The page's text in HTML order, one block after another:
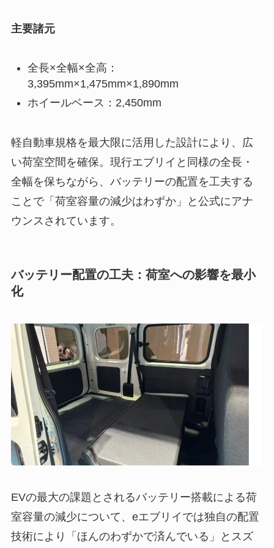
主要諸元
全長×全幅×全高：
3,395mm×1,475mm×1,890mm
ホイールベース：2,450mm
軽自動車規格を最大限に活用した設計により、広
い荷室空間を確保。現行エブリイと同様の全長・
全幅を保ちながら、バッテリーの配置を工夫する
ことで「荷室容量の減少はわずか」と公式にアナ
ウンスされています。
バッテリー配置の工夫：荷室への影響を最小
化
EVの最大の課題とされるバッテリー搭載による荷
室容量の減少について、eエブリイでは独自の配置
技術により「ほんのわずかで済んでいる」とスズ